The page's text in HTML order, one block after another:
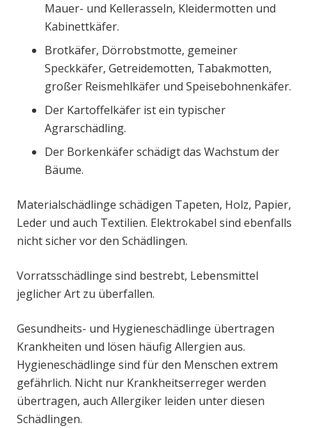
Mauer- und Kellerasseln, Kleidermotten und
Kabinettkäfer.
Brotkäfer, Dörrobstmotte, gemeiner
Speckkäfer, Getreidemotten, Tabakmotten,
großer Reismehlkäfer und Speisebohnenkäfer.
Der Kartoffelkäfer ist ein typischer
Agrarschädling.
Der Borkenkäfer schädigt das Wachstum der
Bäume.
Materialschädlinge schädigen Tapeten, Holz, Papier,
Leder und auch Textilien. Elektrokabel sind ebenfalls
nicht sicher vor den Schädlingen.
Vorratsschädlinge sind bestrebt, Lebensmittel
jeglicher Art zu überfallen.
Gesundheits- und Hygieneschädlinge übertragen
Krankheiten und lösen häufig Allergien aus.
Hygieneschädlinge sind für den Menschen extrem
gefährlich. Nicht nur Krankheitserreger werden
übertragen, auch Allergiker leiden unter diesen
Schädlingen.